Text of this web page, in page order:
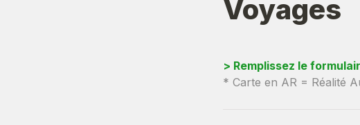
Voyages
> Remplissez le
* Carte en AR = Réalité